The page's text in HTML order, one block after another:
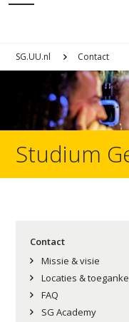
SG.UU.nl Contact
Studium
Contact
Missie & visie
Locaties &
FAQ
SG Academy